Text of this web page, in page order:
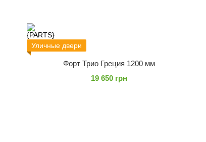
Уличные двери
Форт Трио Греция 1200 мм
19 650 грн